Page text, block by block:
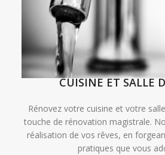
CUISINE ET SALLE
Rénovez votre cuisine et votre
touche de rénovation magistrale.
réalisation de vos rêves, en
pratiques que vous